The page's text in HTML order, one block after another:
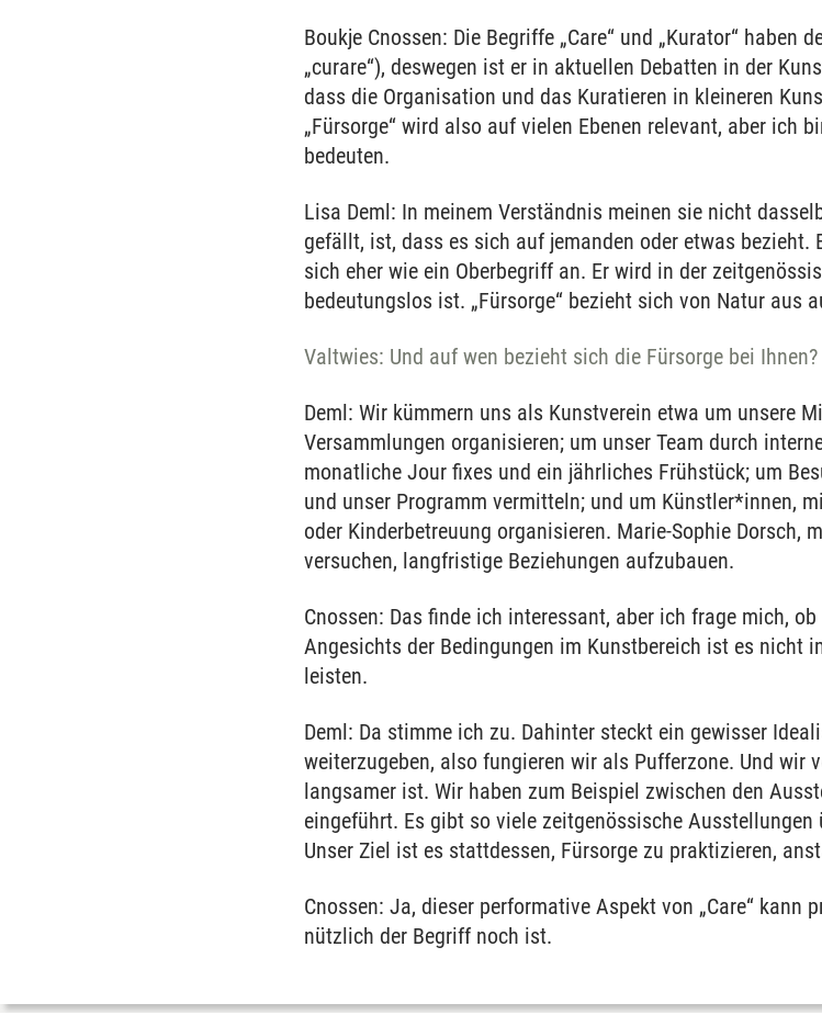
Boukje Cnossen: Die Begriffe „Care“ und „Kurator“
„curare“), deswegen ist er in aktuellen Debatten in der
dass die Organisation und das Kuratieren in kleineren
„Fürsorge“ wird also auf vielen Ebenen relevant, aber ich
bedeuten.
Lisa Deml: In meinem Verständnis meinen sie nicht
gefällt, ist, dass es sich auf jemanden oder etwas bezieht.
sich eher wie ein Oberbegriff an. Er wird in der
bedeutungslos ist. „Fürsorge“ bezieht sich von Natur aus
Valtwies: Und auf wen bezieht sich die Fürsorge bei Ihnen?
Deml: Wir kümmern uns als Kunstverein etwa um unsere
Versammlungen organisieren; um unser Team durch
monatliche Jour fixes und ein jährliches Frühstück; um
und unser Programm vermitteln; und um Künstler*innen,
oder Kinderbetreuung organisieren. Marie-Sophie Dorsch,
versuchen, langfristige Beziehungen aufzubauen.
Cnossen: Das finde ich interessant, aber ich frage mich,
Angesichts der Bedingungen im Kunstbereich ist es nicht
leisten.
Deml: Da stimme ich zu. Dahinter steckt ein gewisser
weiterzugeben, also fungieren wir als Pufferzone. Und wir
langsamer ist. Wir haben zum Beispiel zwischen den
eingeführt. Es gibt so viele zeitgenössische Ausstellungen
Unser Ziel ist es stattdessen, Fürsorge zu praktizieren,
Cnossen: Ja, dieser performative Aspekt von „Care“
nützlich der Begriff noch ist.